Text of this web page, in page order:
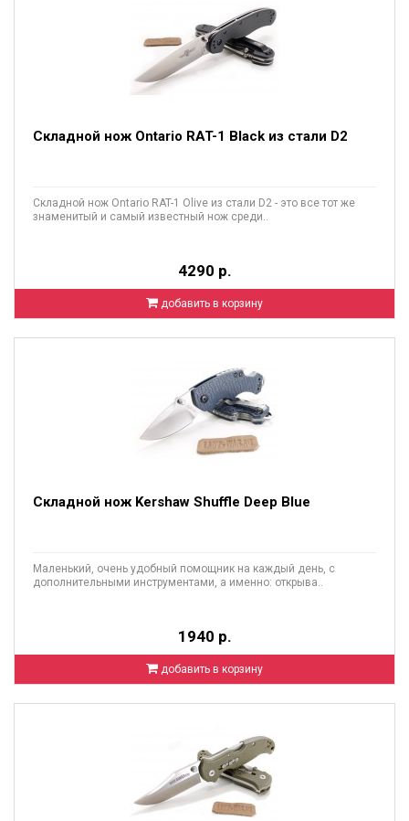
Складной нож Ontario RAT-1 Black из стали D2
Складной нож Ontario RAT-1 Olive из стали D2 - это все тот же
знаменитый и самый известный нож среди..
4290 р.
добавить в корзину
Складной нож Kershaw Shuffle Deep Blue
Маленький, очень удобный помощник на каждый день, с
дополнительными инструментами, а именно: открыва..
1940 р.
добавить в корзину